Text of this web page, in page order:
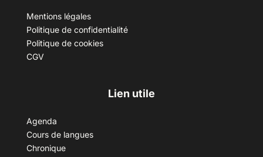
Mentions légales
Politique de confidentialité
Politique de cookies
CGV
Lien utile
Agenda
Cours de langues
Chronique